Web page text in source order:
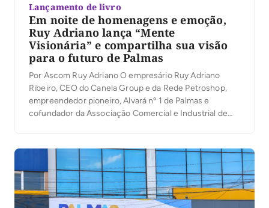
Lançamento de livro
Em noite de homenagens e emoção,
Ruy Adriano lança “Mente
Visionária” e compartilha sua visão
para o futuro de Palmas
Por Ascom Ruy Adriano O empresário Ruy Adriano
Ribeiro, CEO do Canela Group e da Rede Petroshop,
empreendedor pioneiro, Alvará nº 1 de Palmas e
cofundador da Associação Comercial e Industrial de
solenidade de inauguração do novo auditório da
entidade. […]